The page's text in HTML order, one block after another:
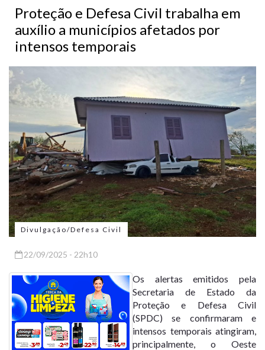
Proteção e Defesa Civil trabalha em
auxílio a municípios afetados por
intensos temporais
Divulgação/Defesa Civil
22/09/2025 - 22h10
Os alertas emitidos pela
Secretaria de Estado da
Proteção e Defesa Civil
(SPDC) se confirmaram e
intensos temporais atingiram,
principalmente, o Oeste